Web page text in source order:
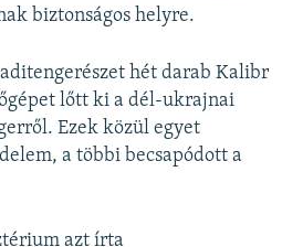
biztonságos helyre.
hét darab Kalibr
lőtt ki a dél-ukrajnai
Ezek közül egyet
a többi becsapódott a
azt írta